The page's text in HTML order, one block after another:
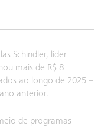
Schindler, líder
mais de R$ 8
ao longo de 2025 –
anterior.
de programas